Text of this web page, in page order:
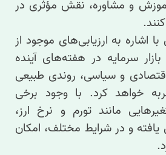
و مشاوره، نقش مؤثری در
اشاره به ارزیابی‌های موجود از
سرمایه در هفته‌های آینده
و سیاسی، روندی طبیعی
خواهد کرد. با وجود برخی
مانند تورم و نرخ ارز،
یافته و در شرایط مختلف، امکان